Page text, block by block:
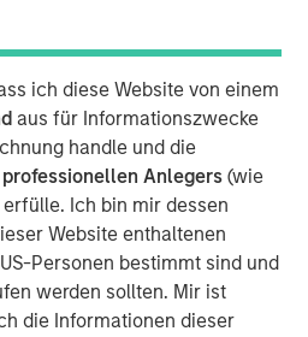
ich diese Website von einem
aus für Informationszwecke
handle und die
professionellen Anlegers(wie
erfülle. Ich bin mir dessen
Website enthaltenen
Personen bestimmt sind und
werden sollten. Mir ist
die Informationen dieser
companies that both issue
the same time, a topic that
leaders and investors who
capital allocation.